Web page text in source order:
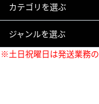
カテゴリを選ぶ
ジャンルを選ぶ
※土日祝曜日は発送業務